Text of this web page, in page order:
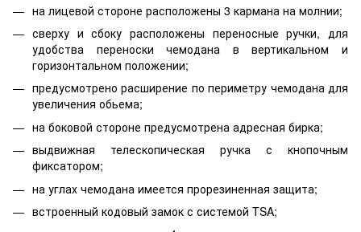
на лицевой стороне расположены 3 кармана на молнии;
сверху и сбоку расположены переносные ручки, для
удобства переноски чемодана в вертикальном и
горизонтальном положении;
предусмотрено расширение по периметру чемодана для
увеличения обьема;
на боковой стороне предусмотрена адресная бирка;
выдвижная телескопическая ручка с кнопочным
фиксатором;
на углах чемодана имеется прорезиненная защита;
встроенный кодовый замок с системой TSA;